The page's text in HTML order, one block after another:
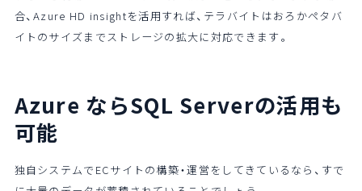
合、Azure HD insightを活用すれば、テラバイトはおろかペタバ
イトのサイズまでストレージの拡大に対応できます。
Azure ならSQL Serverの活用も
可能
独自システムでECサイトの構築・運営をしてきているなら、すで